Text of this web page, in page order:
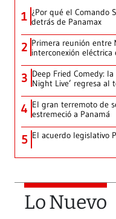
1 ¿Por qué el Comando
detrás de Panamax
2 Primera reunión entre
interconexión eléctrica
3 Deep Fried Comedy:
Night Live’ regresa al
4 El gran terremoto de
estremeció a Panamá
5 El acuerdo legislativo
Lo Nuevo